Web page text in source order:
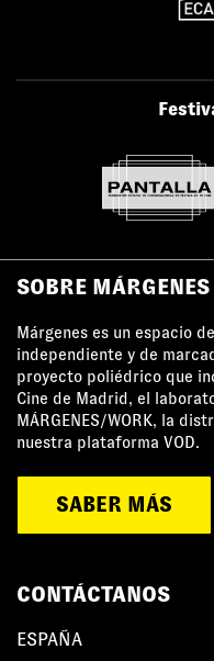
SOBRE MÁRGENES
Márgenes es un espacio
independiente y de
proyecto poliédrico que
Cine de Madrid, el
MÁRGENES/WORK, la
nuestra plataforma VOD.
SABER MÁS
CONTÁCTANOS
ESPAÑA